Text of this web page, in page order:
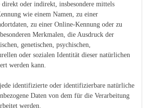
direkt oder indirekt, insbesondere mittels
wie einem Namen, zu einer
zu einer Online-Kennung oder zu
Merkmalen, die Ausdruck der
genetischen, psychischen,
oder sozialen Identität dieser natürlichen
werden kann.
identifizierte oder identifizierbare natürliche
Daten von dem für die Verarbeitung
werden.